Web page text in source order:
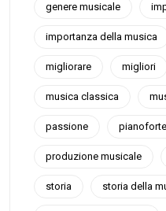
genere musicale
importanza della musica
migliorare migliori
musica classica
passione pianoforte
produzione musicale
storia storia della